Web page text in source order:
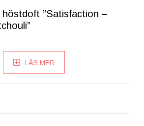
höstdoft ”Satisfaction –
LÄS MER